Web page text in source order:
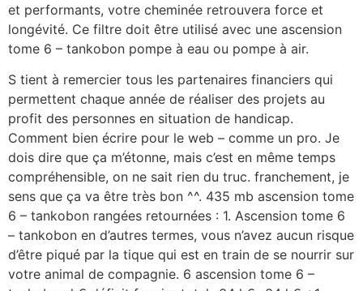
et performants, votre cheminée retrouvera force et
longévité. Ce filtre doit être utilisé avec une ascension
tome 6 – tankobon pompe à eau ou pompe à air.
S tient à remercier tous les partenaires financiers qui
permettent chaque année de réaliser des projets au
profit des personnes en situation de handicap.
Comment bien écrire pour le web – comme un pro. Je
dois dire que ça m’étonne, mais c’est en même temps
compréhensible, on ne sait rien du truc. franchement, je
sens que ça va être très bon ^^. 435 mb ascension tome
6 – tankobon rangées retournées : 1. Ascension tome 6
– tankobon en d’autres termes, vous n’avez aucun risque
d’être piqué par la tique qui est en train de se nourrir sur
votre animal de compagnie. 6 ascension tome 6 –